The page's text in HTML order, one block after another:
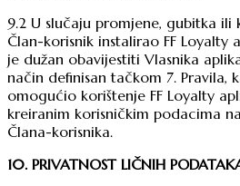
9.2 U slučaju promjene, gubitka
Član-korisnik instalirao FF Loyalty
je dužan obavijestiti Vlasnika
način definisan tačkom 7. Pravila,
omogućio korištenje FF Loyalty
kreiranim korisničkim podacima
Člana-korisnika.
10. PRIVATNOST LIČNIH